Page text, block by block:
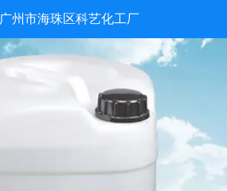
广州市海珠区科艺化工厂